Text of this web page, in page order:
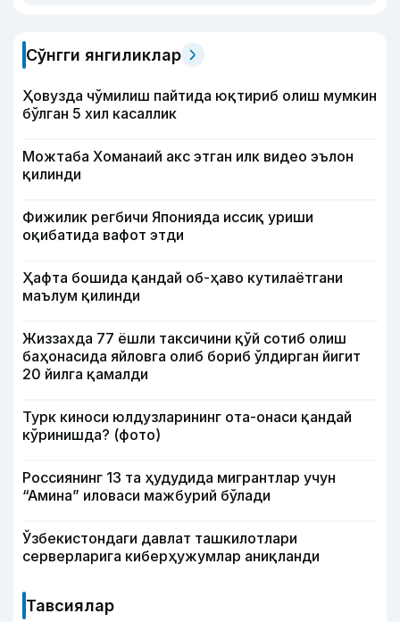
Сўнгги янгиликлар
Ҳовузда чўмилиш пайтида юқтириб олиш мумкин
бўлган 5 хил касаллик
Можтаба Хоманаий акс этган илк видео эълон
қилинди
Фижилик регбичи Японияда иссиқ уриши
оқибатида вафот этди
Ҳафта бошида қандай об-ҳаво кутилаётгани
маълум қилинди
Жиззахда 77 ёшли таксичини қўй сотиб олиш
баҳонасида яйловга олиб бориб ўлдирган йигит
20 йилга қамалди
Турк киноси юлдузларининг ота-онаси қандай
кўринишда? (фото)
Россиянинг 13 та ҳудудида мигрантлар учун
“Амина” иловаси мажбурий бўлади
Ўзбекистондаги давлат ташкилотлари
серверларига киберҳужумлар аниқланди
Тавсиялар